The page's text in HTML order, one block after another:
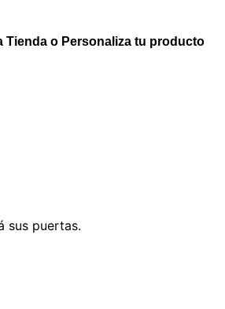
Tienda o Personaliza tu producto
sus puertas.